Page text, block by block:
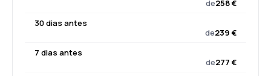
de258 €
30 dias antes
de239 €
7 dias antes
de277 €